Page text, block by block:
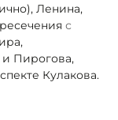
Ленина,
с
Пирогова,
Кулакова.